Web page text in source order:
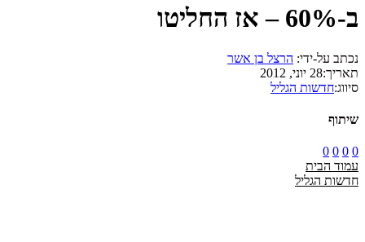
ב-60% – אז החליטו
נכתב על-ידי: הרצל בן אשר
תאריך:28 יוני, 2012
סיווג:חדשות הגליל
שיתוף
0
0
0
0
עמוד הבית
חדשות הגליל